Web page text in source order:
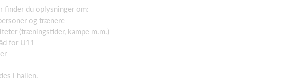
finder du oplysninger om:
og trænere
(træningstider, kampe m.m.)
for U11
i hallen.